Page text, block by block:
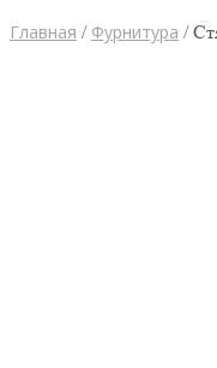
Главная / Фурнитура /